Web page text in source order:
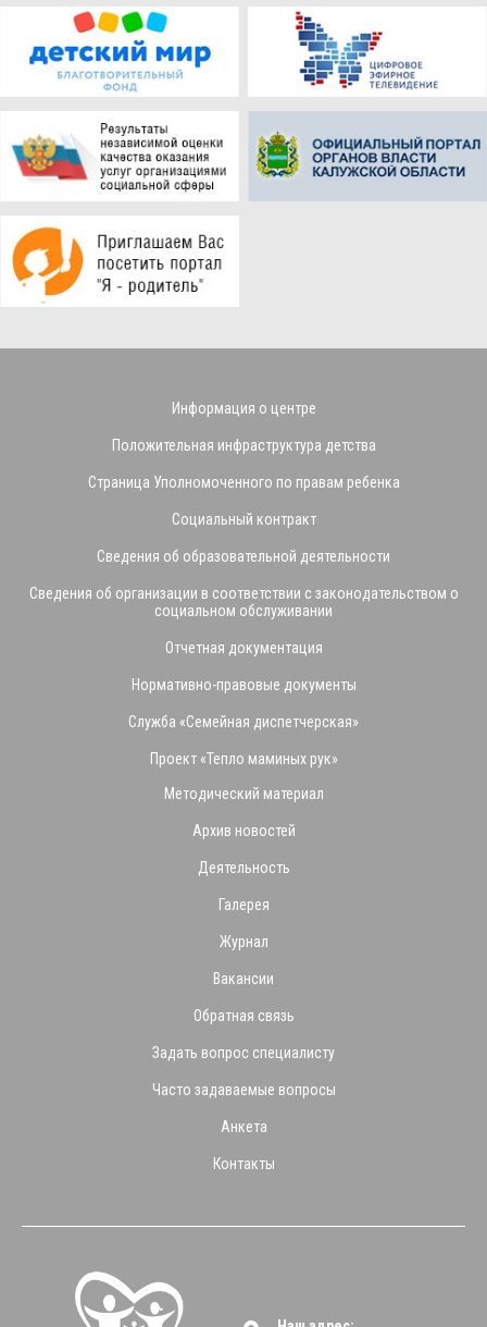
Информация о центре
Положительная инфраструктура детства
Страница Уполномоченного по правам ребенка
Социальный контракт
Сведения об образовательной деятельности
Сведения об организации в соответствии с законодательством о
социальном обслуживании
Отчетная документация
Нормативно-правовые документы
Служба «Семейная диспетчерская»
Проект «Тепло маминых рук»
Методический материал
Архив новостей
Деятельность
Галерея
Журнал
Вакансии
Обратная связь
Задать вопрос специалисту
Часто задаваемые вопросы
Анкета
Контакты